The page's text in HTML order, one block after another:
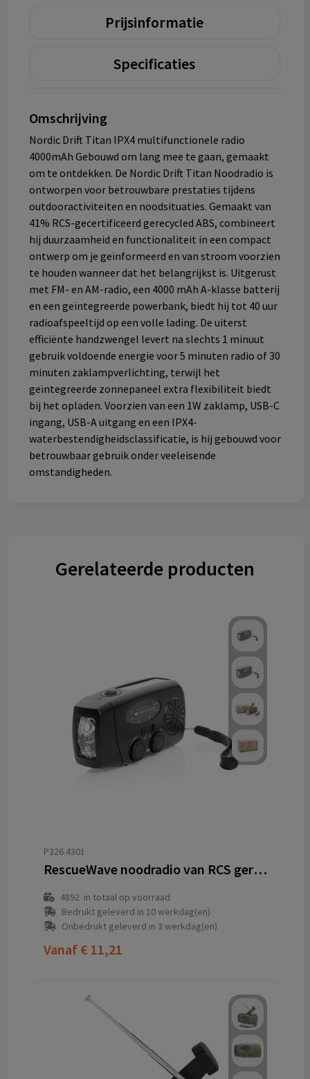
Prijsinformatie
Specificaties
Omschrijving
Nordic Drift Titan IPX4 multifunctionele radio
4000mAh Gebouwd om lang mee te gaan, gemaakt
om te ontdekken. De Nordic Drift Titan Noodradio is
ontworpen voor betrouwbare prestaties tijdens
outdooractiviteiten en noodsituaties. Gemaakt van
41% RCS-gecertificeerd gerecycled ABS, combineert
hij duurzaamheid en functionaliteit in een compact
ontwerp om je geïnformeerd en van stroom voorzien
te houden wanneer dat het belangrijkst is. Uitgerust
met FM- en AM-radio, een 4000 mAh A-klasse batterij
en een geïntegreerde powerbank, biedt hij tot 40 uur
radioafspeeltijd op een volle lading. De uiterst
efficiënte handzwengel levert na slechts 1 minuut
gebruik voldoende energie voor 5 minuten radio of 30
minuten zaklampverlichting, terwijl het
geïntegreerde zonnepaneel extra flexibiliteit biedt
bij het opladen. Voorzien van een 1W zaklamp, USB-C
ingang, USB-A uitgang en een IPX4-
waterbestendigheidsclassificatie, is hij gebouwd voor
betrouwbaar gebruik onder veeleisende
omstandigheden.
Gerelateerde producten
P326.4301
RescueWave noodradio van RCS gerecycled plastic
4892in totaal op voorraad
Bedrukt geleverd in 10 werkdag(en)
Onbedrukt geleverd in 3 werkdag(en)
Vanaf € 11,21